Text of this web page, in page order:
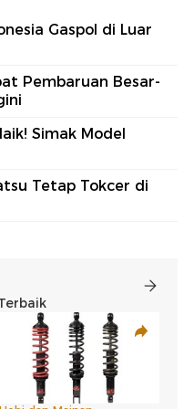
Gaspol di Luar
Pembaruan Besar-
Simak Model
Tetap Tokcer di